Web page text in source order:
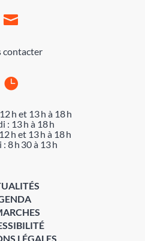

contacter

h et 13 h à 18 h
: 13 h à 18 h
h et 13 h à 18 h
8 h 30 à 13 h
LÉGALES